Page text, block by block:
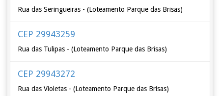
Rua das Seringueiras - (Loteamento Parque das Brisas)
CEP 29943259
Rua das Tulipas - (Loteamento Parque das Brisas)
CEP 29943272
Rua das Violetas - (Loteamento Parque das Brisas)